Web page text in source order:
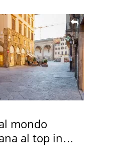
mondo
al top in